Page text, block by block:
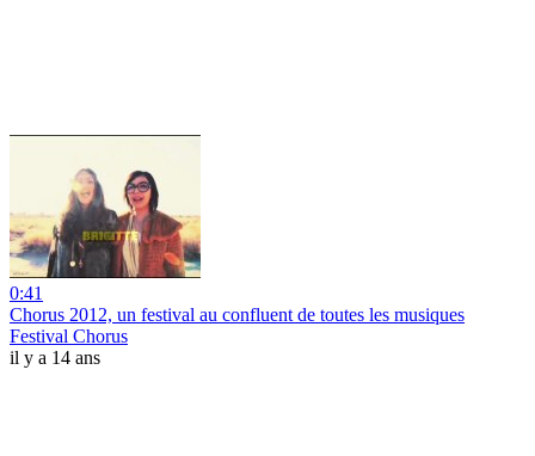
0:41
Chorus 2012, un festival au confluent de toutes les musiques
Festival Chorus
il y a 14 ans